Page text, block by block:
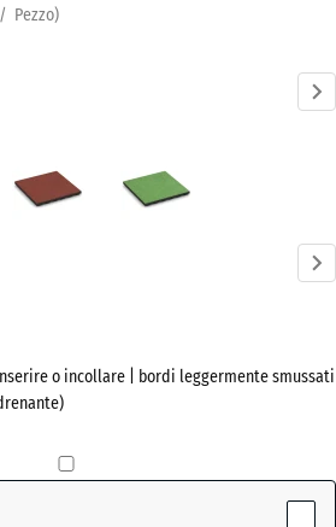
/ Pezzo)
pomodoro
o incollare | bordi leggermente smussati